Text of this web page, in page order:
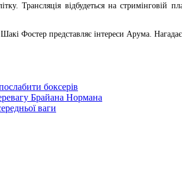
Трансляція відбудеться на
Фостер представляє інтереси Арума.
боксерів
Брайана Нормана
ваги